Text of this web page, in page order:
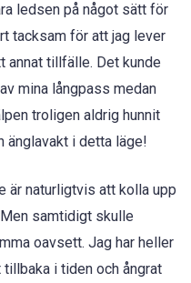
ledsen på något sätt för
tacksam för att jag lever
annat tillfälle. Det kunde
mina långpass medan
troligen aldrig hunnit
änglavakt i detta läge!
är naturligtvis att kolla upp
samtidigt skulle
oavsett. Jag har heller
i tiden och ångrat